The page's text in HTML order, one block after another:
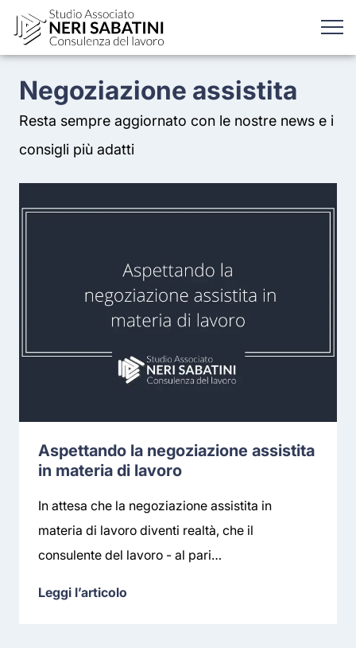
Negoziazione assistita
Resta sempre aggiornato con le nostre news e i
consigli più adatti
Aspettando la negoziazione assistita
in materia di lavoro
In attesa che la negoziazione assistita in
materia di lavoro diventi realtà, che il
consulente del lavoro - al pari…
Leggi l’articolo